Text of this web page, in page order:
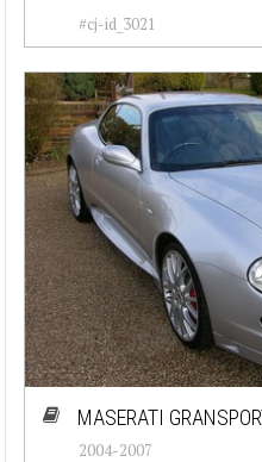
#cj-id_3021
MASERATI
2004-2007